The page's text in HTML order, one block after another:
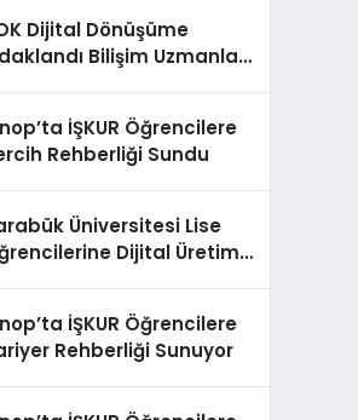
Dijital Dönüşüme
Bilişim Uzmanları
İŞKUR Öğrencilere
Rehberliği Sundu
Üniversitesi Lise
Dijital Üretim
İŞKUR Öğrencilere
Rehberliği Sunuyor